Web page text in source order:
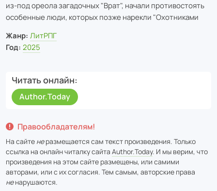
из-под ореола загадочных "Врат", начали противостоять
особенные люди, которых позже нарекли "Охотниками
Жанр: ЛитРПГ
Год: 2025
Читать онлайн
Author.Today
Правообладателям!
На сайте неразмещается сам текст произведения. Только
ссылка на онлайн читалку сайта Author.Today. И мы верим, что
произведения на этом сайте размещены, или самими
авторами, или с их согласия. Тем самым, авторские права
ненарушаются.